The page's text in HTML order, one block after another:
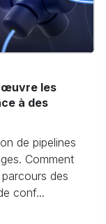
œuvre les
à des
de pipelines
Comment
des
conf...